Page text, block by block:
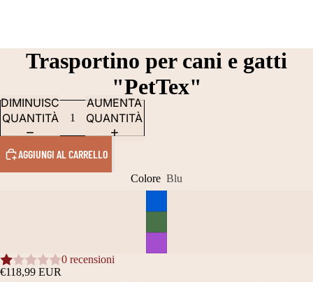
Trasportino per cani e gatti
"PetTex"
DIMINUISCI
QUANTITÀ
AUMENTA
QUANTITÀ
AGGIUNGI AL CARRELLO
Colore Blu
0 recensioni
€118,99 EUR